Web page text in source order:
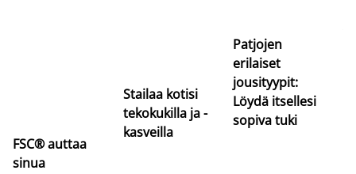
FSC® auttaa
sinua
Stailaa kotisi
tekokukilla ja -
kasveilla
Patjojen
erilaiset
jousityypit:
Löydä itsellesi
sopiva tuki